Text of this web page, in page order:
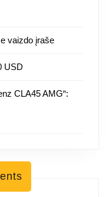
vaizdo įraše
USD
CLA45 AMG“: